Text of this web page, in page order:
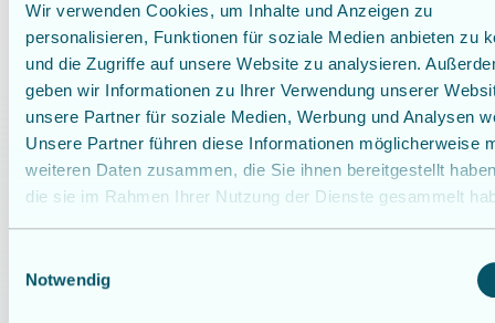
Wir verwenden Cookies, um Inhalte und Anzeigen zu
personalisieren, Funktionen für soziale Medien anbieten zu
und die Zugriffe auf unsere Website zu analysieren.
geben wir Informationen zu Ihrer Verwendung unserer
unsere Partner für soziale Medien, Werbung und Analysen
Unsere Partner führen diese Informationen möglicherweise
weiteren Daten zusammen, die Sie ihnen bereitgestellt
die sie im Rahmen Ihrer Nutzung der Dienste gesammelt
Notwendig
KONTAKT
Lassen Sie uns
gemeinsam Ihre
Energiezukunft
gestalten